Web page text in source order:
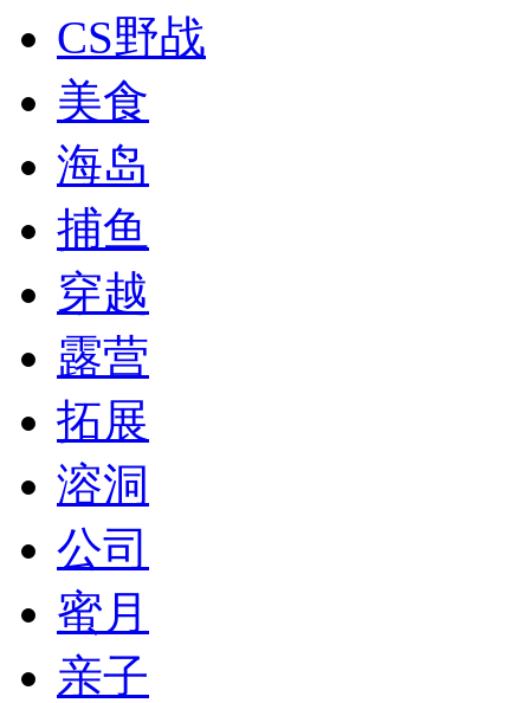
CS野战
美食
海岛
捕鱼
穿越
露营
拓展
溶洞
公司
蜜月
亲子